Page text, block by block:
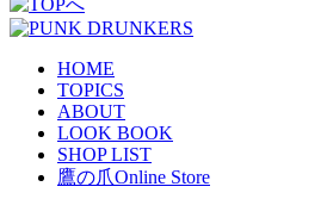
HOME
TOPICS
ABOUT
LOOK BOOK
SHOP LIST
鷹の爪Online Store